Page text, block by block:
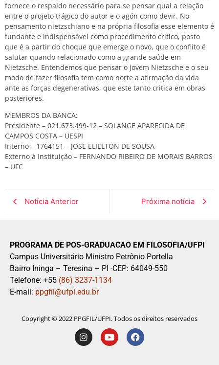
fornece o respaldo necessário para se pensar qual a relação
entre o projeto trágico do autor e o agón como devir. No
pensamento nietzschiano e na própria filosofia esse elemento é
fundante e indispensável como procedimento crítico, posto
que é a partir do choque que emerge o novo, que o conflito é
salutar quando relacionado como a grande saúde em
Nietzsche. Entendemos que pensar o jovem Nietzsche e o seu
modo de fazer filosofia tem como norte a afirmação da vida
ante as forças degenerativas, que este tanto critica em obras
posteriores.
MEMBROS DA BANCA:
Presidente – 021.673.499-12 – SOLANGE APARECIDA DE
CAMPOS COSTA – UESPI
Interno – 1764151 – JOSE ELIELTON DE SOUSA
Externo à Instituição – FERNANDO RIBEIRO DE MORAIS BARROS
– UFC
Notícia Anterior Próxima notícia
PROGRAMA DE POS-GRADUACAO EM FILOSOFIA/UFPI
Campus Universitário Ministro Petrônio Portella
Bairro Ininga – Teresina – PI -CEP: 64049-550
Telefone: +55 (86) 3237-1134
E-mail: ppgfil@ufpi.edu.br
Copyright © 2022 PPGFIL/UFPI. Todos os direitos reservados